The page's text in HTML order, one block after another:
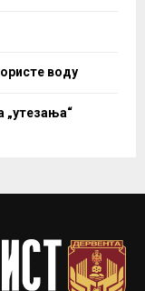
воду
„утезања“